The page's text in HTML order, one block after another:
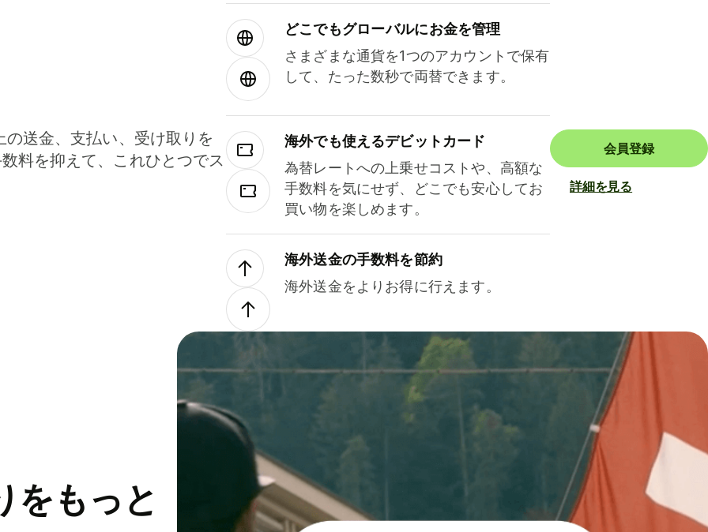
送金、支払い、受け取りを
料を抑えて、これひとつでス
どこでもグ⁠ロ⁠ー⁠バ⁠ルにお金を管理
さまざまな通貨を1つのアカウントで保有
して、たった数秒で両替できます。
海外でも使えるデビットカード
為替レートへの上乗せコストや、高額な
手数料を気にせず、どこでも安心してお
買い物を楽しめます。
海外送金の手数料を節約
海外送金をよりお得に行えます。
会員登録
詳細を見る
をもっと